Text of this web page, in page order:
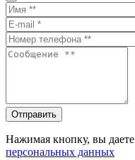
Отправить
Нажимая кнопку, вы даете
персональных данных